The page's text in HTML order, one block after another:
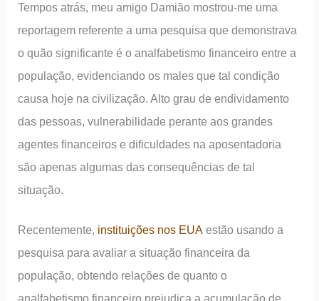
Tempos atrás, meu amigo Damião mostrou-me uma
reportagem referente a uma pesquisa que demonstrava
o quão significante é o analfabetismo financeiro entre a
população, evidenciando os males que tal condição
causa hoje na civilização. Alto grau de endividamento
das pessoas, vulnerabilidade perante aos grandes
agentes financeiros e dificuldades na aposentadoria
são apenas algumas das consequências de tal
situação.
Recentemente, instituições nos EUA estão usando a
pesquisa para avaliar a situação financeira da
população, obtendo relações de quanto o
analfabetismo financeiro prejudica a acumulação de